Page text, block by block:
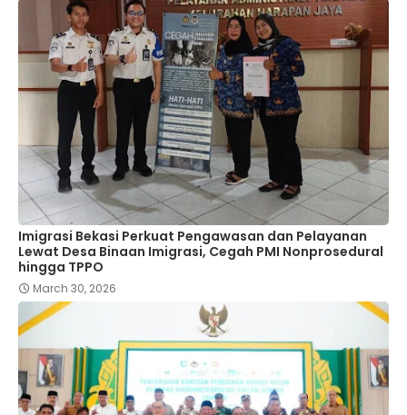
Imigrasi Bekasi Perkuat Pengawasan dan Pelayanan
Lewat Desa Binaan Imigrasi, Cegah PMI Nonprosedural
hingga TPPO
March 30, 2026